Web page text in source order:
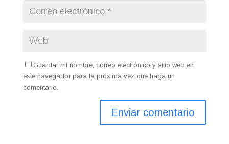
Guardar mi nombre, correo electrónico y sitio web en
este navegador para la próxima vez que haga un
comentario.